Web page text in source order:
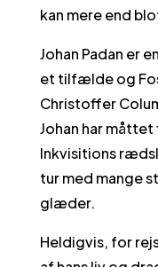
kan mere end
Johan Padan er
et tilfælde og
Christoffer
Johan har
Inkvisitions
tur med mange
glæder.
Heldigvis, for